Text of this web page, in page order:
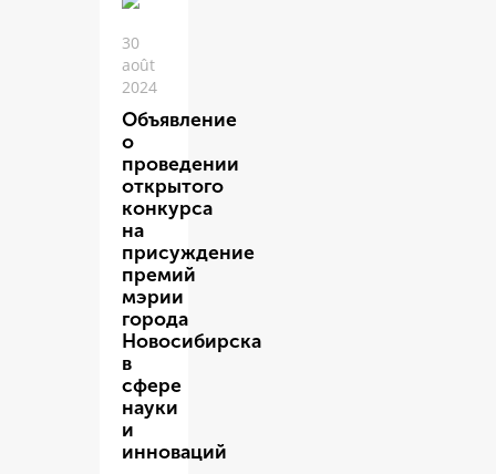
30
août
2024
Объявление
о
проведении
открытого
конкурса
на
присуждение
премий
мэрии
города
Новосибирска
в
сфере
науки
и
инноваций